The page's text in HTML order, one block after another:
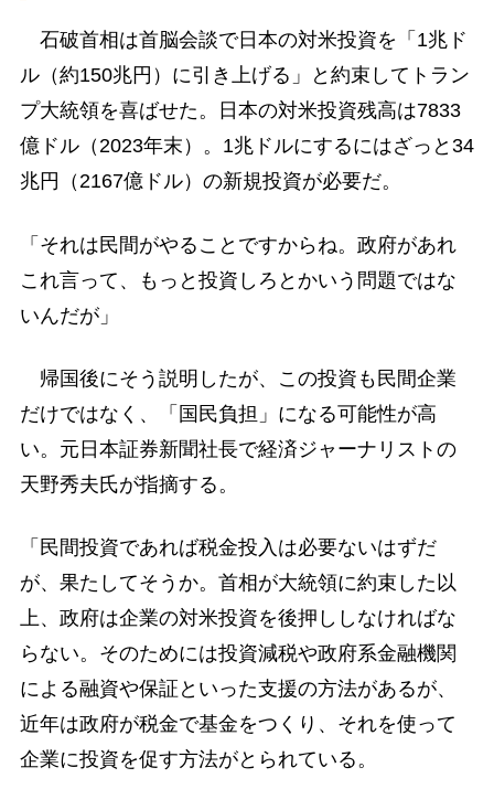
石破首相は首脳会談で日本の対米投資を「1兆ド
ル（約150兆円）に引き上げる」と約束してトラン
プ大統領を喜ばせた。日本の対米投資残高は7833
億ドル（2023年末）。1兆ドルにするにはざっと34
兆円（2167億ドル）の新規投資が必要だ。
「それは民間がやることですからね。政府があれ
これ言って、もっと投資しろとかいう問題ではな
いんだが」
帰国後にそう説明したが、この投資も民間企業
だけではなく、「国民負担」になる可能性が高
い。元日本証券新聞社長で経済ジャーナリストの
天野秀夫氏が指摘する。
「民間投資であれば税金投入は必要ないはずだ
が、果たしてそうか。首相が大統領に約束した以
上、政府は企業の対米投資を後押ししなければな
らない。そのためには投資減税や政府系金融機関
による融資や保証といった支援の方法があるが、
近年は政府が税金で基金をつくり、それを使って
企業に投資を促す方法がとられている。